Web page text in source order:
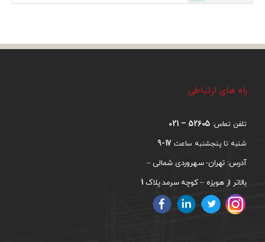
راه های ارتباطی
تلفن تماس: 52605 – 021
شنبه تا پنجشنبه ساعت 17-9
آدرس: تهران- سهروردی شمالی –
بالاتر از هویزه – کوچه سرمد پلاک 1